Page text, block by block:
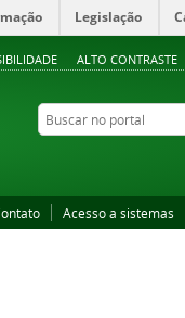
ALTO CONTRASTE
Legislação
Buscar no portal
Acesso a sistemas